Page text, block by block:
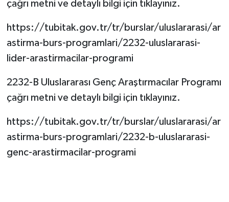
çağrı metni ve detaylı bilgi için tıklayınız.
https://tubitak.gov.tr/tr/burslar/uluslararasi/ar
astirma-burs-programlari/2232-uluslararasi-
lider-arastirmacilar-programi
2232-B Uluslararası Genç Araştırmacılar Programı
çağrı metni ve detaylı bilgi için tıklayınız.
https://tubitak.gov.tr/tr/burslar/uluslararasi/ar
astirma-burs-programlari/2232-b-uluslararasi-
genc-arastirmacilar-programi